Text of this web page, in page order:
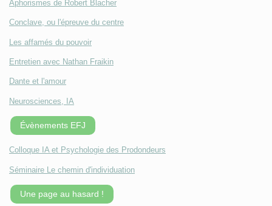
Aphorismes de Robert Blacher
Conclave, ou l'épreuve du centre
Les affamés du pouvoir
Entretien avec Nathan Fraikin
Dante et l'amour
Neurosciences, IA
Évènements EFJ
Colloque IA et Psychologie des Prodondeurs
Séminaire Le chemin d'individuation
Une page au hasard !